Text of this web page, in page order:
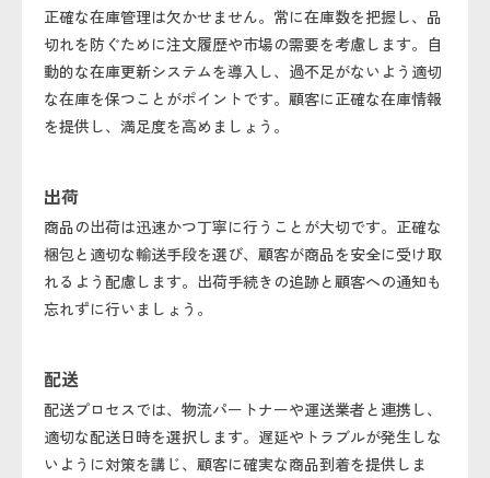
正確な在庫管理は欠かせません。常に在庫数を把握し、品
切れを防ぐために注文履歴や市場の需要を考慮します。自
動的な在庫更新システムを導入し、過不足がないよう適切
な在庫を保つことがポイントです。顧客に正確な在庫情報
を提供し、満足度を高めましょう。
出荷
商品の出荷は迅速かつ丁寧に行うことが大切です。正確な
梱包と適切な輸送手段を選び、顧客が商品を安全に受け取
れるよう配慮します。出荷手続きの追跡と顧客への通知も
忘れずに行いましょう。
配送
配送プロセスでは、物流パートナーや運送業者と連携し、
適切な配送日時を選択します。遅延やトラブルが発生しな
いように対策を講じ、顧客に確実な商品到着を提供しま